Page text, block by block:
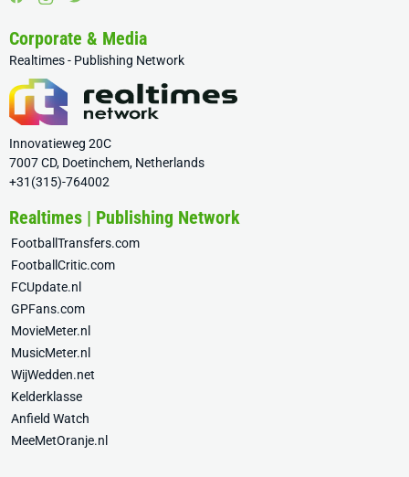
Corporate & Media
Realtimes - Publishing Network
Innovatieweg 20C
7007 CD, Doetinchem, Netherlands
+31(315)-764002
Realtimes | Publishing Network
FootballTransfers.com
FootballCritic.com
FCUpdate.nl
GPFans.com
MovieMeter.nl
MusicMeter.nl
WijWedden.net
Kelderklasse
Anfield Watch
MeeMetOranje.nl